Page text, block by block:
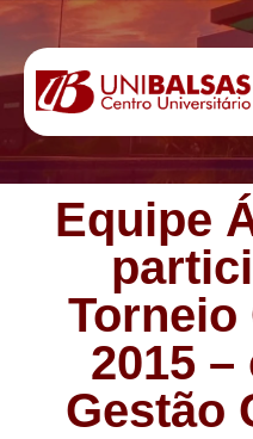
Equipe
Torneio
2015
Gestão